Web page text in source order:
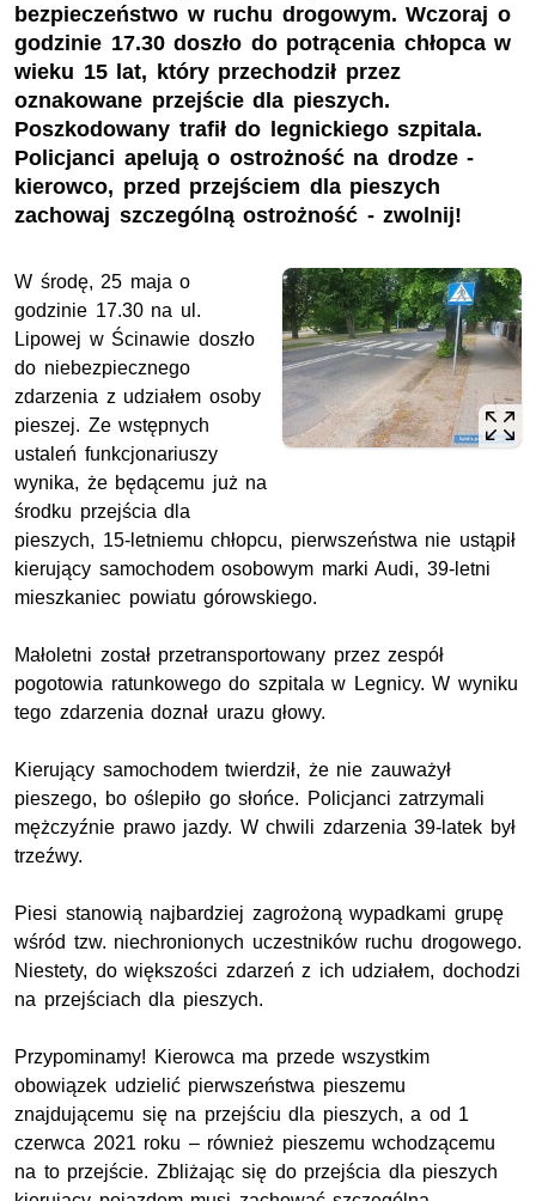
bezpieczeństwo w ruchu drogowym. Wczoraj o
godzinie 17.30 doszło do potrącenia chłopca w
wieku 15 lat, który przechodził przez
oznakowane przejście dla pieszych.
Poszkodowany trafił do legnickiego szpitala.
Policjanci apelują o ostrożność na drodze -
kierowco, przed przejściem dla pieszych
zachowaj szczególną ostrożność - zwolnij!
W środę, 25 maja o
godzinie 17.30 na ul.
Lipowej w Ścinawie doszło
do niebezpiecznego
zdarzenia z udziałem osoby
pieszej. Ze wstępnych
ustaleń funkcjonariuszy
wynika, że będącemu już na
środku przejścia dla
pieszych, 15-letniemu chłopcu, pierwszeństwa nie ustąpił
kierujący samochodem osobowym marki Audi, 39-letni
mieszkaniec powiatu górowskiego.
Małoletni został przetransportowany przez zespół
pogotowia ratunkowego do szpitala w Legnicy. W wyniku
tego zdarzenia doznał urazu głowy.
Kierujący samochodem twierdził, że nie zauważył
pieszego, bo oślepiło go słońce. Policjanci zatrzymali
mężczyźnie prawo jazdy. W chwili zdarzenia 39-latek był
trzeźwy.
Piesi stanowią najbardziej zagrożoną wypadkami grupę
wśród tzw. niechronionych uczestników ruchu drogowego.
Niestety, do większości zdarzeń z ich udziałem, dochodzi
na przejściach dla pieszych.
Przypominamy! Kierowca ma przede wszystkim
obowiązek udzielić pierwszeństwa pieszemu
znajdującemu się na przejściu dla pieszych, a od 1
czerwca 2021 roku – również pieszemu wchodzącemu
na to przejście. Zbliżając się do przejścia dla pieszych